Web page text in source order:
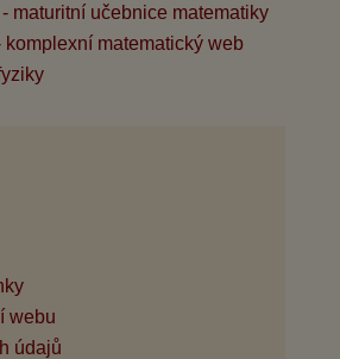
maturitní učebnice matematiky
komplexní matematický web
webu
údajů